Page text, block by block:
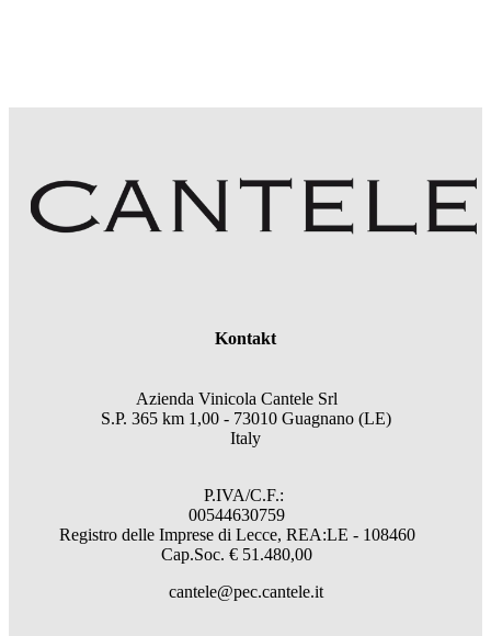
Kontakt
Azienda Vinicola Cantele Srl
S.P. 365 km 1,00 - 73010 Guagnano (LE)
Italy
P.IVA/C.F.:
00544630759
Registro delle Imprese di Lecce, REA:LE - 108460
Cap.Soc. € 51.480,00
cantele@pec.cantele.it